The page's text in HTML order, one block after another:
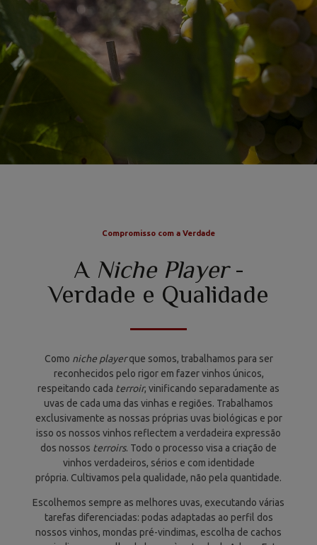
Compromisso com a Verdade
A Niche Player-
Verdade e Qualidade
Como niche playerque somos, trabalhamos para ser
reconhecidos pelo rigor em fazer vinhos únicos,
respeitando cada terroir, vinificando separadamente as
uvas de cada uma das vinhas e regiões. Trabalhamos
exclusivamente as nossas próprias uvas biológicas e por
isso os nossos vinhos reflectem a verdadeira expressão
dos nossos terroirs. Todo o processo visa a criação de
vinhos verdadeiros, sérios e com identidade
própria. Cultivamos pela qualidade, não pela quantidade.
Escolhemos sempre as melhores uvas, executando várias
tarefas diferenciadas: podas adaptadas ao perfil dos
nossos vinhos, mondas pré-vindimas, escolha de cachos